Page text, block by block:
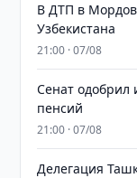
В ДТП в
Узбекистана
21:00 · 07/08
Сенат одобрил
пенсий
21:00 · 07/08
Делегация